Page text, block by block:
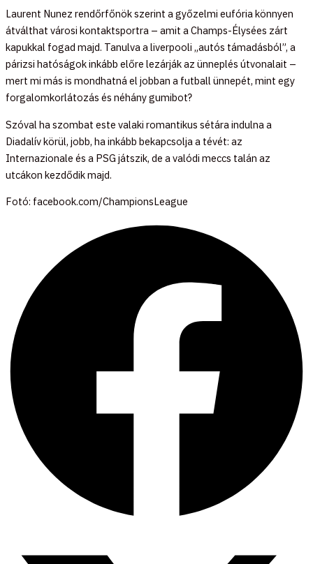
Laurent Nunez rendőrfőnök szerint a győzelmi eufória könnyen
átválthat városi kontaktsportra – amit a Champs-Élysées zárt
kapukkal fogad majd. Tanulva a liverpooli „autós támadásból”, a
párizsi hatóságok inkább előre lezárják az ünneplés útvonalait –
mert mi más is mondhatná el jobban a futball ünnepét, mint egy
forgalomkorlátozás és néhány gumibot?
Szóval ha szombat este valaki romantikus sétára indulna a
Diadalív körül, jobb, ha inkább bekapcsolja a tévét: az
Internazionale és a PSG játszik, de a valódi meccs talán az
utcákon kezdődik majd.
Fotó: facebook.com/ChampionsLeague